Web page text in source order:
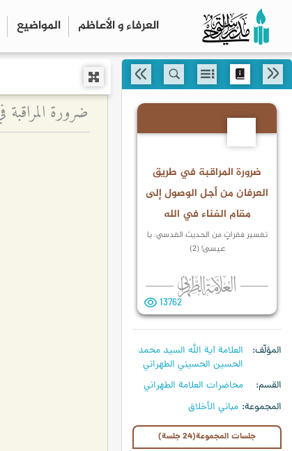
العرفاء و الأعاظم المواضیع
ضرورة المراقبة في طريق
العرفان من أجل الوصول إلى
مقام الفناء في الله
تفسير فقراتٍ من الحديث القدسي: يا
عيسى! (2)
13762
المؤلّف
العلامة آیة الله السيد محمد
الحسين الحسيني الطهراني
القسم
محاضرات العلامة الطهراني
المجموعة مباني الأخلاق
جلسات المجموعة(24 جلسة)